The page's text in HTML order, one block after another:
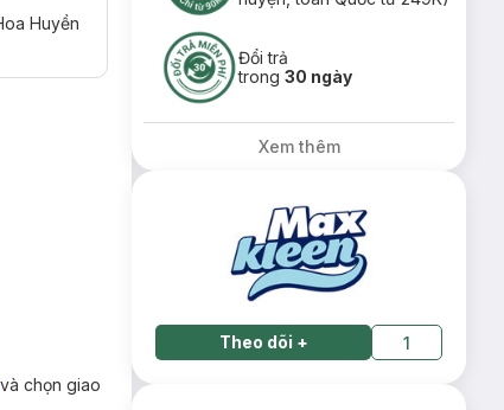
Huyền
chọn giao
Đổi trả
trong30 ngày
Xem thêm
Theo dõi + 1